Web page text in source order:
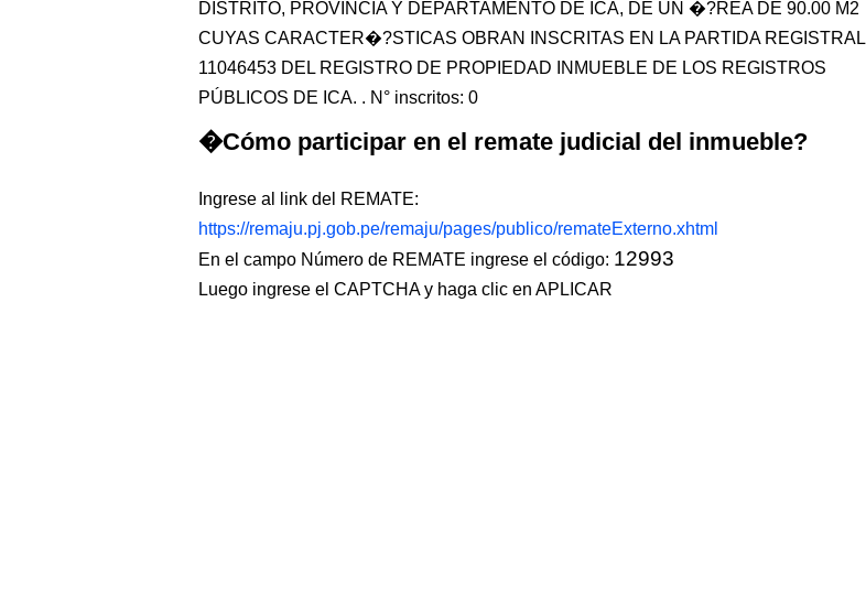
DISTRITO, PROVINCIA Y DEPARTAMENTO DE ICA, DE UN �?REA DE 90.00 M2
CUYAS CARACTER�?STICAS OBRAN INSCRITAS EN LA PARTIDA REGISTRAL
11046453 DEL REGISTRO DE PROPIEDAD INMUEBLE DE LOS REGISTROS
PÚBLICOS DE ICA. . N° inscritos: 0
�Cómo participar en el remate judicial del inmueble?
Ingrese al link del REMATE:
https://remaju.pj.gob.pe/remaju/pages/publico/remateExterno.xhtml
En el campo Número de REMATE ingrese el código: 12993
Luego ingrese el CAPTCHA y haga clic en APLICAR